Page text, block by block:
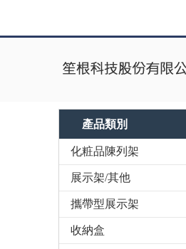
產品類別
化粧品陳列架
展示架/其他
攜帶型展示架
收納盒